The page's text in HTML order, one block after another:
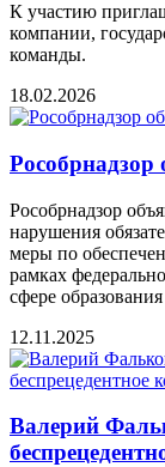
К участию
компании,
команды.
18.02.2026
Рособрнадзор
Рособрнадзор
нарушения
меры по
рамках
сфере
12.11.2025
Валeрий